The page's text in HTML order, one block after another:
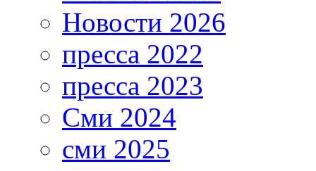
Новости 2026
пресса 2022
пресса 2023
Сми 2024
сми 2025